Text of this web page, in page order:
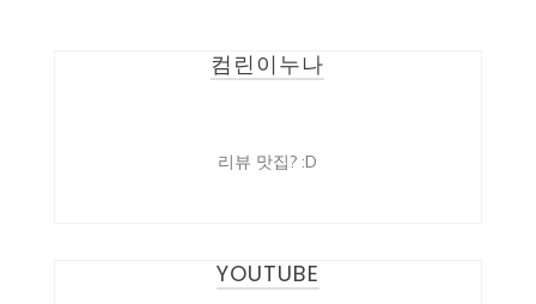
컴린이누나
리뷰 맛집? :D
YOUTUBE